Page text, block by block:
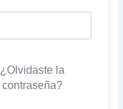
¿Olvidaste la
contraseña?